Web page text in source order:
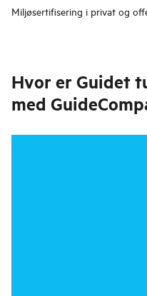
Miljøsertifisering i privat og
Hvor er Guidet
med